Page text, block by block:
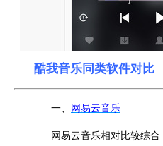
酷我音乐同类软件对比
一、 网易云音乐
网易云音乐相对比较综合